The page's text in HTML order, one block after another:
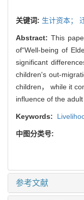
关键词: 生计资本；
Abstract: This
of“Well-being of
significant
children's out-
children， while it
influence of the
Keywords:
中图分类号:
参考文献